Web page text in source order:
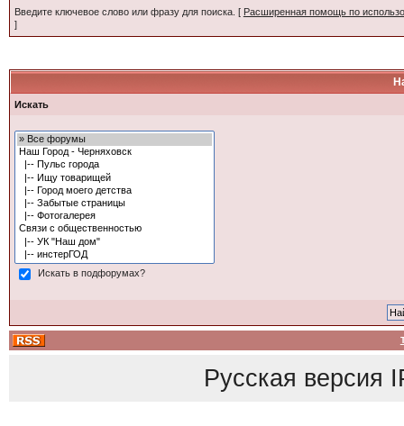
Введите ключевое слово или фразу для поиска. [ Расширенная помощь по
]
Искать
Искать в подфорумах?
Русская версия